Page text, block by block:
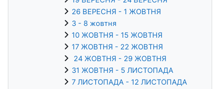
26 ВЕРЕСНЯ - 1 ЖОВТНЯ
3 - 8 жовтня
10 ЖОВТНЯ - 15 ЖОВТНЯ
17 ЖОВТНЯ - 22 ЖОВТНЯ
24 ЖОВТНЯ - 29 ЖОВТНЯ
31 ЖОВТНЯ - 5 ЛИСТОПАДА
7 ЛИСТОПАДА - 12 ЛИСТОПАДА